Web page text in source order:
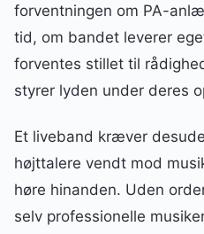
forventningen om PA-
tid, om bandet leverer
forventes stillet til
styrer lyden under deres
Et liveband kræver
højttalere vendt mod
høre hinanden. Uden
selv professionelle